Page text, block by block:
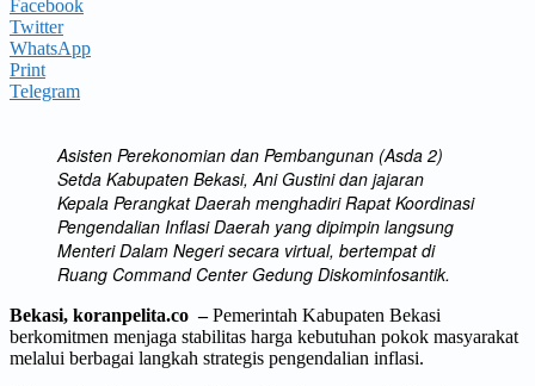
Facebook
Twitter
WhatsApp
Print
Telegram
Asisten Perekonomian dan Pembangunan (Asda 2)
Setda Kabupaten Bekasi, Ani Gustini dan jajaran
Kepala Perangkat Daerah menghadiri Rapat Koordinasi
Pengendalian Inflasi Daerah yang dipimpin langsung
Menteri Dalam Negeri secara virtual, bertempat di
Ruang Command Center Gedung Diskominfosantik.
Bekasi, koranpelita.co –Pemerintah Kabupaten Bekasi
berkomitmen menjaga stabilitas harga kebutuhan pokok masyarakat
melalui berbagai langkah strategis pengendalian inflasi.